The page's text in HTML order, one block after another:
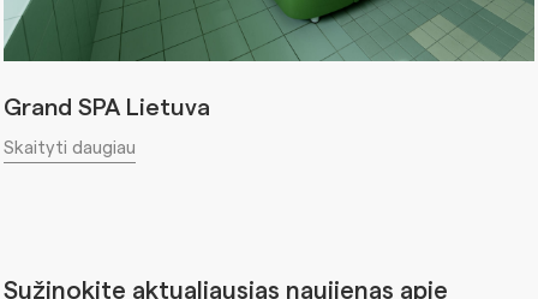
Grand SPA Lietuva
Skaityti daugiau
Sužinokite aktualiausias naujienas apie